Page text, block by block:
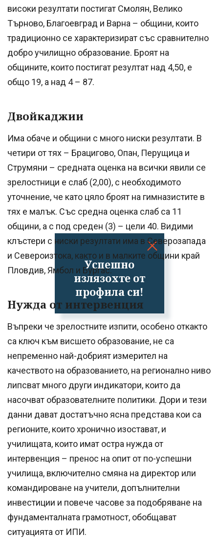
Успешно
излязохте от
профила си!
високи резултати постигат Смолян, Велико
Търново, Благоевград и Варна – общини, които
традиционно се характеризират със сравнително
добро училищно образование. Броят на
общините, които постигат резултат над 4,50, е
общо 19, а над 4 – 87.
Двойкаджии
Има обаче и общини с много ниски резултати. В
четири от тях – Брацигово, Опан, Перущица и
Струмяни – средната оценка на всички явили се
зрелостници е слаб (2,00), с необходимото
уточнение, че като цяло броят на гимназистите в
тях е малък. Със средна оценка слаб са 11
общини, а с под среден (3) – цели 40. Видими
клъстери с ниски резултати има в Северозапада
и Североизтока, както и в малките общини край
Пловдив, Ямбол и Бургас.
Нужда от интервенция
Въпреки че зрелостните изпити, особено откакто
са ключ към висшето образование, не са
непременно най-добрият измерител на
качеството на образованието, на регионално ниво
липсват много други индикатори, които да
насочват образователните политики. Дори и тези
данни дават достатъчно ясна представа кои са
регионите, които хронично изостават, и
училищата, които имат остра нужда от
интервенция – пренос на опит от по-успешни
училища, включително смяна на директор или
командироване на учители, допълнителни
инвестиции и повече часове за подобряване на
фундаменталната грамотност, обобщават
ситуацията от ИПИ.